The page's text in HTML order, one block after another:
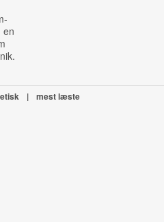
en
| mest læste